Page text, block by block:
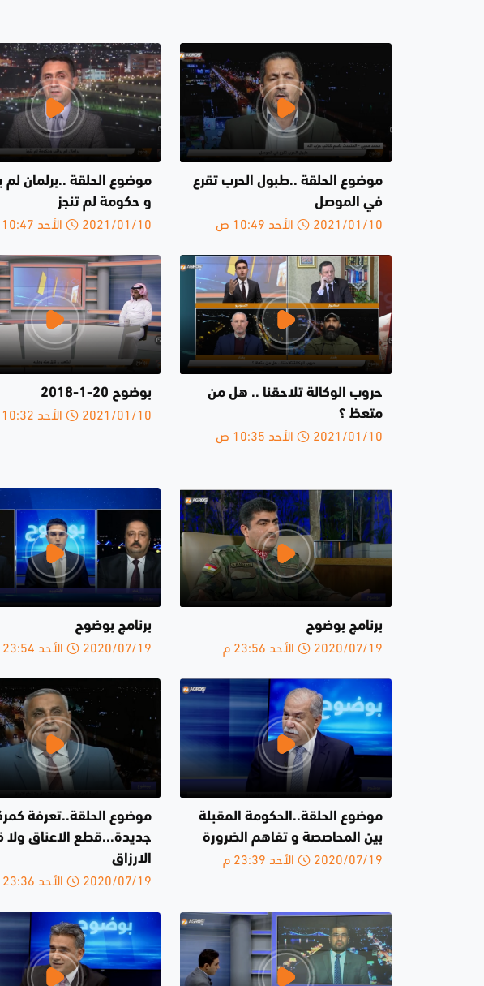
موضوع الحلقة ..طبول الحرب تقرع
في الموصل
2021/01/10 الأحد 10:49 ص
موضوع الحلقة ..برلمان لم
و حكومة لم تنجز
2021/01/10 الأحد 10:47 ص
حروب الوكالة تلاحقنا .. هل من
متعظ ؟
2021/01/10 الأحد 10:35 ص
بوضوح 20-1-2018
2021/01/10 الأحد 10:32 ص
برنامج بوضوح
2020/07/19 الأحد 23:56 م
برنامج بوضوح
2020/07/19 الأحد 23:54 م
موضوع الحلقة..الحكومة المقبلة
بين المحاصصة و تفاهم الضرورة
2020/07/19 الأحد 23:39 م
موضوع الحلقة..تعرفة
جديدة...قطع الاعناق
الارزاق
2020/07/19 الأحد 23:36 م